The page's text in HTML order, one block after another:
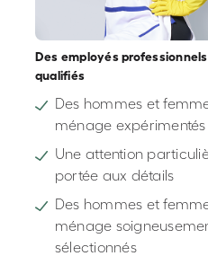
Des employés
qualifiés
Des hommes et
ménage expérimentés
Une attention
portée aux détails
Des hommes et
ménage
sélectionnés